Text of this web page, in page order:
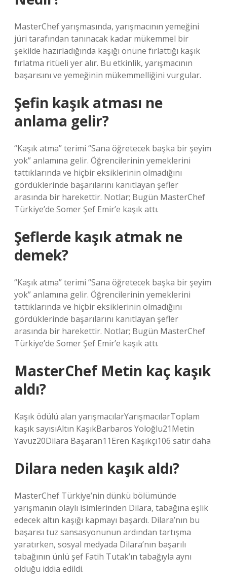
MasterChef yarışmasında, yarışmacının yemeğini
jüri tarafından tanınacak kadar mükemmel bir
şekilde hazırladığında kaşığı önüne fırlattığı kaşık
fırlatma ritüeli yer alır. Bu etkinlik, yarışmacının
başarısını ve yemeğinin mükemmelliğini vurgular.
Şefin kaşık atması ne
anlama gelir?
“Kaşık atma” terimi “Sana öğretecek başka bir şeyim
yok” anlamına gelir. Öğrencilerinin yemeklerini
tattıklarında ve hiçbir eksiklerinin olmadığını
gördüklerinde başarılarını kanıtlayan şefler
arasında bir harekettir. Notlar; Bugün MasterChef
Türkiye’de Somer Şef Emir’e kaşık attı.
Şeflerde kaşık atmak ne
demek?
“Kaşık atma” terimi “Sana öğretecek başka bir şeyim
yok” anlamına gelir. Öğrencilerinin yemeklerini
tattıklarında ve hiçbir eksiklerinin olmadığını
gördüklerinde başarılarını kanıtlayan şefler
arasında bir harekettir. Notlar; Bugün MasterChef
Türkiye’de Somer Şef Emir’e kaşık attı.
MasterChef Metin kaç kaşık
aldı?
Kaşık ödülü alan yarışmacılarYarışmacılarToplam
kaşık sayısıAltın KaşıkBarbaros Yoloğlu21Metin
Yavuz20Dilara Başaran11Eren Kaşıkçı106 satır daha
Dilara neden kaşık aldı?
MasterChef Türkiye’nin dünkü bölümünde
yarışmanın olaylı isimlerinden Dilara, tabağına eşlik
edecek altın kaşığı kapmayı başardı. Dilara’nın bu
başarısı tuz sansasyonunun ardından tartışma
yaratırken, sosyal medyada Dilara’nın başarılı
tabağının ünlü şef Fatih Tutak’ın tabağıyla aynı
olduğu iddia edildi.